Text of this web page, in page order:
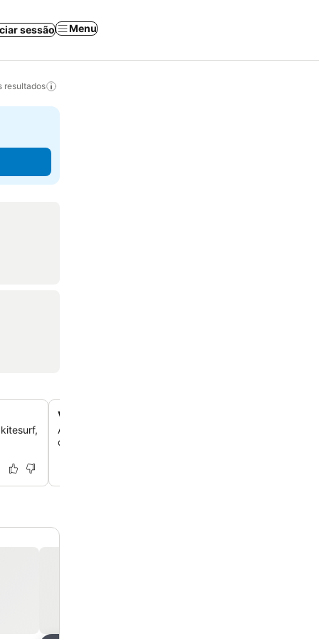
sessão Menu
resultados
Vistas panorâmicas da Ilha de Tiran
Aprecie vistas deslumbrantes da Ilha de Tiran sobre o
oferecendo um cenário pitoresco para a sua estadia.